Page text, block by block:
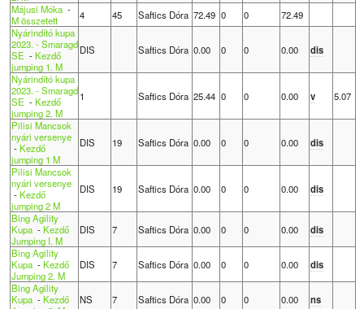
Májusi Móka-
M összetett
4 45 Saftics Dóra 72.49 0 0
72.49
Nyárindító kupa
2023. - Smaragd
SE -Kezdő
jumping 1. M
DIS Saftics Dóra 0.00 0 0 0.00 dis
Nyárindító kupa
2023. - Smaragd
SE -Kezdő
jumping 2. M
1 Saftics Dóra 25.44 0 0 0.00 v 5.07
Pilisi Mancsok
nyári versenye
-Kezdő
jumping 1 M
DIS 19 Saftics Dóra 0.00 0 0 0.00 dis
Pilisi Mancsok
nyári versenye
-Kezdő
jumping 2 M
DIS 19 Saftics Dóra 0.00 0 0 0.00 dis
Bing Agility
Kupa-Kezdő
Jumping I. M
DIS 7 Saftics Dóra 0.00 0 0 0.00
dis
Bing Agility
Kupa-Kezdő
Jumping 2. M
DIS 7 Saftics Dóra 0.00 0 0 0.00
dis
Bing Agility
Kupa-Kezdő
NS 7 Saftics Dóra 0.00 0 0 0.00
ns